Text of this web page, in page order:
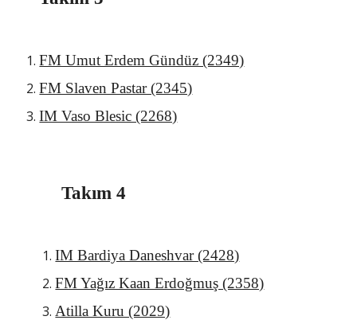
FM Umut Erdem Gündüz (2349)
FM Slaven Pastar (2345)
IM Vaso Blesic (2268)
Takım 4
IM Bardiya Daneshvar (2428)
FM Yağız Kaan Erdoğmuş (2358)
Atilla Kuru (2029)